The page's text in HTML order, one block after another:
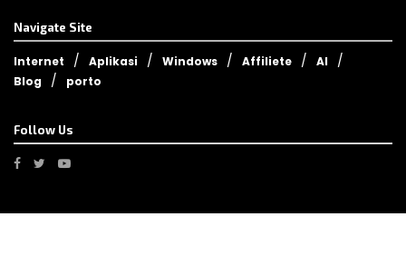
Navigate Site
Internet Aplikasi Windows Affiliete
AI
Blog
porto
Follow Us